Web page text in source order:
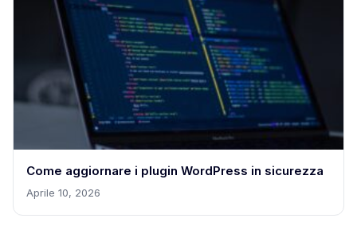
Come aggiornare i plugin WordPress in sicurezza
Aprile 10, 2026